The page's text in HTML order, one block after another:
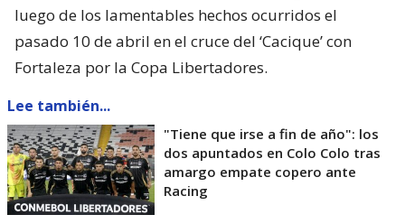
luego de los lamentables hechos ocurridos el
pasado 10 de abril en el cruce del ‘Cacique’ con
Fortaleza por la Copa Libertadores.
Lee también...
"Tiene que irse a fin de año": los
dos apuntados en Colo Colo tras
amargo empate copero ante
Racing